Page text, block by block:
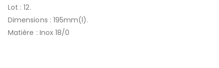
Lot : 12.
Dimensions : 195mm(l).
Matière : Inox 18/0